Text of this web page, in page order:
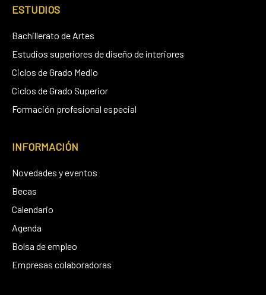
ESTUDIOS
Bachillerato de Artes
Estudios superiores de diseño de interiores
Ciclos de Grado Medio
Ciclos de Grado Superior
Formación profesional especial
INFORMACIÓN
Novedades y eventos
Becas
Calendario
Agenda
Bolsa de empleo
Empresas colaboradoras